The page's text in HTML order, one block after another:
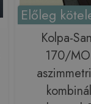
Előleg
Kolpa-
170/